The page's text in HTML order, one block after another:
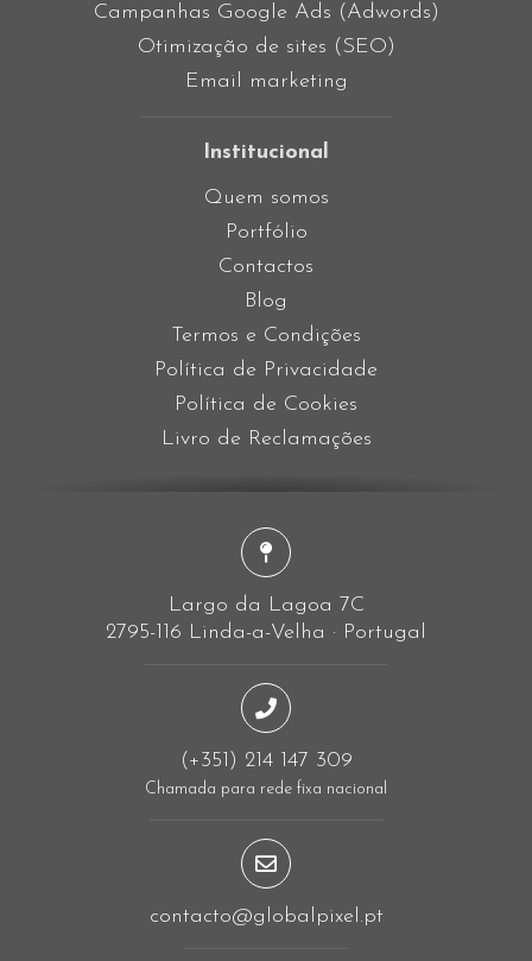
Campanhas Google Ads (Adwords)
Otimização de sites (SEO)
Email marketing
Institucional
Quem somos
Portfólio
Contactos
Blog
Termos e Condições
Política de Privacidade
Política de Cookies
Livro de Reclamações
Largo da Lagoa 7C
2795-116 Linda-a-Velha · Portugal
(+351) 214 147 309
Chamada para rede fixa nacional
contacto@globalpixel.pt